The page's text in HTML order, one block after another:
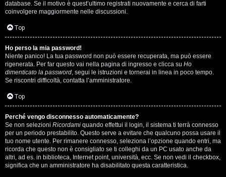
r
g
o
m
e
n
t
i
a
t
database. Se il motivo è quest’ultimo registrati nuovamente e cerca di farti
coinvolgere maggiormente nelle discussioni.
Top
Ho perso la mia password!
Niente panico! La tua password non può essere recuperata, ma può essere
rigenerata. Per far questo vai nella pagina di ingresso e clicca su Ho
dimenticato la password, segui le istruzioni e tornerai in linea in poco tempo.
Se riscontri difficoltà, contatta l’amministratore.
Top
Perché vengo disconnesso automaticamente?
Se non selezioni Ricordami quando effettui il login, il sistema ti terrà connesso
per un periodo prestabilito. Questo serve a evitare che qualcuno possa usare il
tuo nome utente. Per rimanere connesso, seleziona l’opzione quando entri, ma
ricorda che questo non è consigliato se ti colleghi da un PC usato anche da
altri, ad es. in biblioteca, Internet point, università, ecc. Se non vedi il checkbox,
significa che un amministratore ha disabilitato questa caratteristica.
i
n
T
o
u
r
M
u
s
i